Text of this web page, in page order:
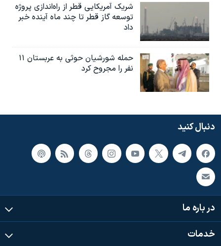
شریک آمریکایی قطر از راه‌اندازی پروژه
توسعه گاز قطر تا چند ماه آینده خبر
داد
حمله شورشیان حوثی به عربستان ۱۱
نفر را مجروح کرد
دنبال کنید
در باره ما
خدمات